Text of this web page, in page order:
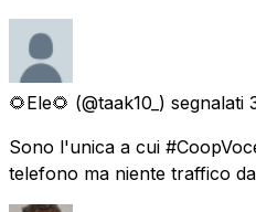
🌻Ele🌻 (@taak10_) segnalati
Sono l'unica a cui
telefono ma niente traffico